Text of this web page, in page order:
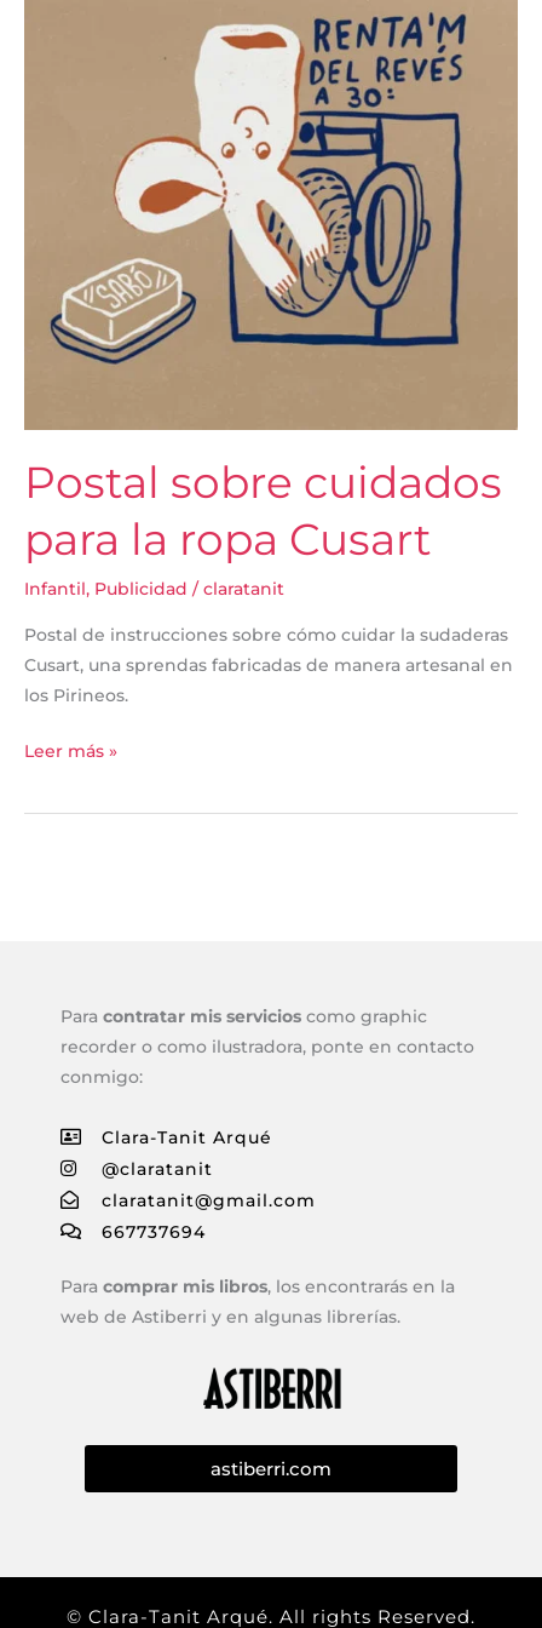
Postal sobre cuidados
para la ropa Cusart
Infantil, Publicidad / claratanit
Postal de instrucciones sobre cómo cuidar la sudaderas
Cusart, una sprendas fabricadas de manera artesanal en
los Pirineos.
Leer más »
Para contratar mis servicios como graphic
recorder o como ilustradora, ponte en contacto
conmigo:
Clara-Tanit Arqué
@claratanit
claratanit@gmail.com
667737694
Para comprar mis libros, los encontrarás en la
web de Astiberri y en algunas librerías.
astiberri.com
© Clara-Tanit Arqué. All rights Reserved.